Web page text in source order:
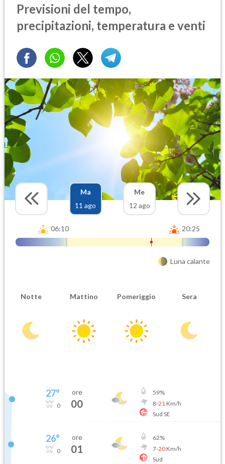
Previsioni del tempo,
precipitazioni, temperatura e venti
Ma
11 ago
Me
12 ago
06:10 20:25
Luna calante
Notte Mattino Pomeriggio Sera
27°
0
ore
00
59%
8-21 Km/h
Sud SE
26°
0
ore
01
62%
7-20Km/h
Sud